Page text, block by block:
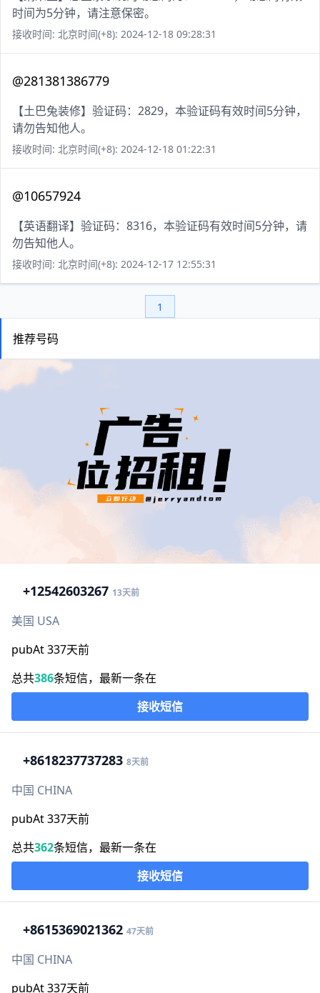
时间为5分钟，请注意保密。
接收时间: 北京时间(+8): 2024-12-18 09:28:31
@281381386779
【土巴兔装修】验证码：2829，本验证码有效时间5分钟，
请勿告知他人。
接收时间: 北京时间(+8): 2024-12-18 01:22:31
@10657924
【英语翻译】验证码：8316，本验证码有效时间5分钟，请
勿告知他人。
接收时间: 北京时间(+8): 2024-12-17 12:55:31
1
推荐号码
+12542603267 13天前
美国 USA
pubAt 337天前
总共386条短信，最新一条在
接收短信
+8618237737283 8天前
中国 CHINA
pubAt 337天前
总共362条短信，最新一条在
接收短信
+8615369021362 47天前
中国 CHINA
pubAt 337天前